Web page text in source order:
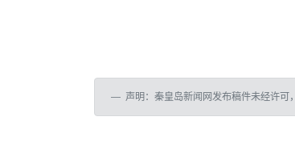
声明：秦皇岛新闻网发布稿件未经许可